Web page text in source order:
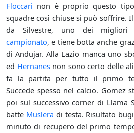
Floccari non è proprio questo
squadre così chiuse si può soffrire.
da Silvestre, uno dei migliori
campionato, e tiene botta anche
di Andujar. Alla Lazio manca uno
ed Hernanesnon sono certo delle
fa la partita per tutto il primo
Succede spesso nel calcio. Gomez
poi sul successivo corner di Llama
batte Muslera di testa. Risultato
minuto di recupero del primo